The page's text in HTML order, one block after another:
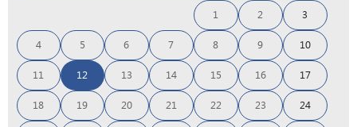
1 2 3
4 5 6 7 8 9 10
11 12 13 14 15 16 17
18 19 20 21 22 23 24